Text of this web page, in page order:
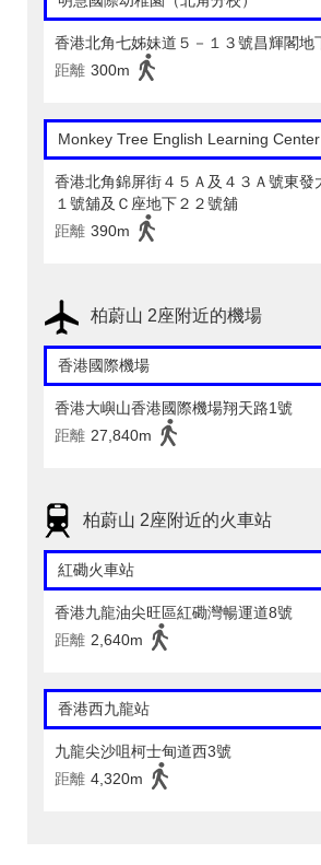
香港北角七姊妹道５－１３號昌輝閣地
距離 300m
Monkey Tree English Learning
香港北角錦屏街４５Ａ及４３Ａ號東發
１號舖及Ｃ座地下２２號舖
距離 390m
柏蔚山 2座附近的機場
香港國際機場
香港大嶼山香港國際機場翔天路1號
距離 27,840m
柏蔚山 2座附近的火車站
紅磡火車站
香港九龍油尖旺區紅磡灣暢運道8號
距離 2,640m
香港西九龍站
九龍尖沙咀柯士甸道西3號
距離 4,320m